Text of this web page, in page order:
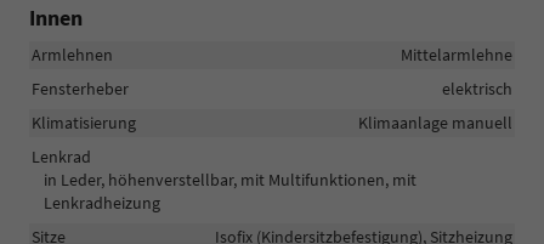
Innen
Armlehnen
Mittelarmlehne
Fensterheber
elektrisch
Klimatisierung
Klimaanlage manuell
Lenkrad
in Leder, höhenverstellbar, mit Multifunktionen, mit
Lenkradheizung
Sitze
Isofix (Kindersitzbefestigung), Sitzheizung